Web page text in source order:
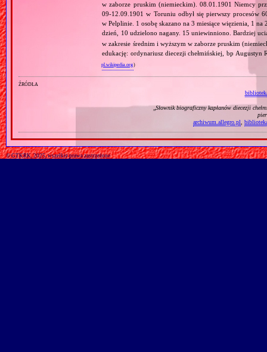
w zaborze pruskim (niemieckim). 08.01.1901 Niemcy
09‐12.09.1901 w Toruniu odbył się pierwszy procesów
w Pelplinie. 1 osobę skazano na 3 miesiące więzienia, 1
dzień, 10 udzielono nagany. 15 uniewinniono. Bardziej
w zakresie średnim i wyższym w zaborze pruskim
edukację: ordynariusz diecezji chełmińskiej, bp
pl.wikipedia.org)
źródła
„Słownik biograficzny kapłanów diecezji
archiwum.allegro.pl
© GTKRK, 2025, wszelkie prawa zastrzeżone